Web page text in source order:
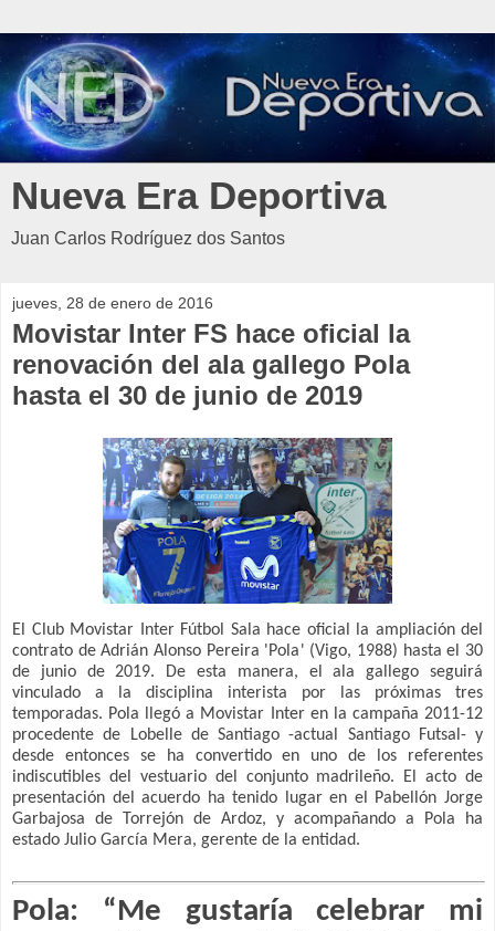
Nueva Era Deportiva
Juan Carlos Rodríguez dos Santos
jueves, 28 de enero de 2016
Movistar Inter FS hace oficial la
renovación del ala gallego Pola
hasta el 30 de junio de 2019
El Club Movistar Inter Fútbol Sala hace oficial la ampliación del
contrato de Adrián Alonso Pereira 'Pola' (Vigo, 1988) hasta el 30
de junio de 2019. De esta manera, el ala gallego seguirá
vinculado a la disciplina interista por las próximas tres
temporadas. Pola llegó a Movistar Inter en la campaña 2011-12
procedente de Lobelle de Santiago -actual Santiago Futsal- y
desde entonces se ha convertido en uno de los referentes
indiscutibles del vestuario del conjunto madrileño. El acto de
presentación del acuerdo ha tenido lugar en el Pabellón Jorge
Garbajosa de Torrejón de Ardoz, y acompañando a Pola ha
estado Julio García Mera, gerente de la entidad.
Pola: “Me gustaría celebrar mi